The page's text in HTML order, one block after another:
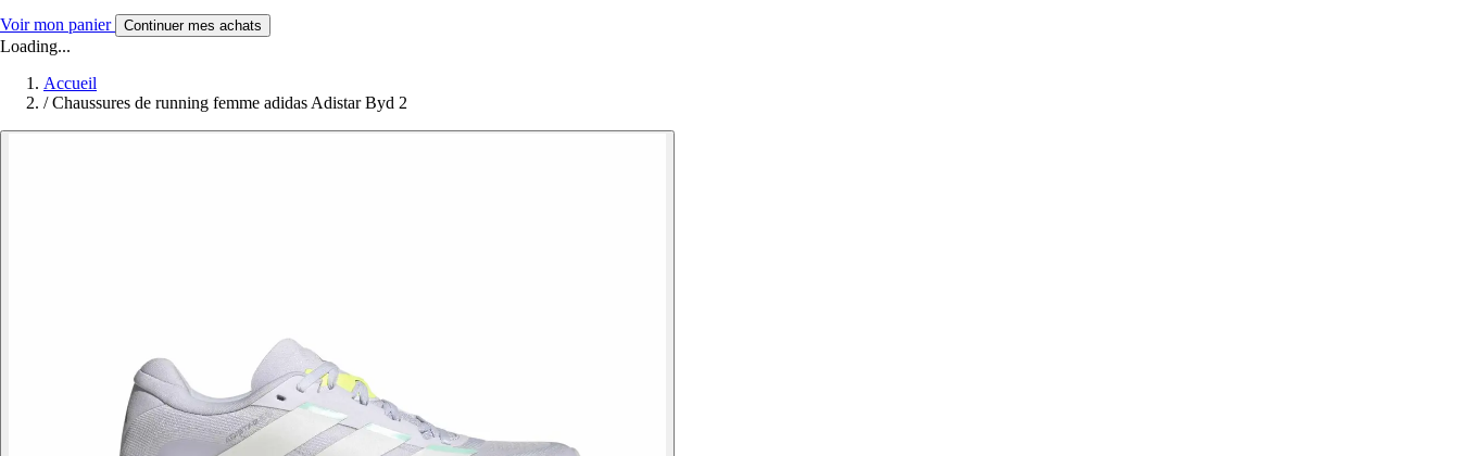
Voir mon panier Continuer mes achats
Loading...
Accueil
/ Chaussures de running femme adidas Adistar Byd 2